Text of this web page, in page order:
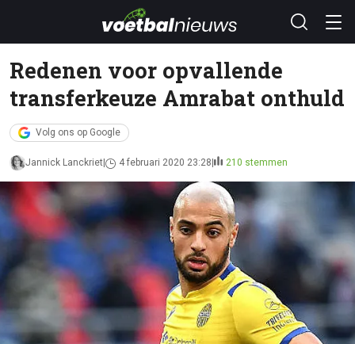
Redenen voor opvallende
transferkeuze Amrabat onthuld
Volg ons op Google
Jannick Lanckriet 4 februari 2020 23:28 210 stemmen